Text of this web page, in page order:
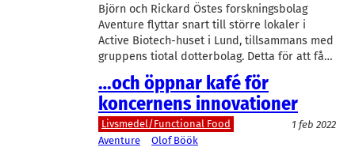
Björn och Rickard Östes forskningsbolag
Aventure flyttar snart till större lokaler i
Active Biotech-huset i Lund, tillsammans med
gruppens tiotal dotterbolag. Detta för att få…
…och öppnar kafé för
koncernens innovationer
Livsmedel/Functional Food
1 feb 2022
Aventure
Olof Böök